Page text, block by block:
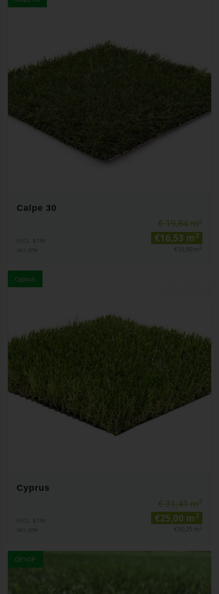
Calpe 30
€ 19,84 m2
EXCL. BTW €16,53 m2
INCL. BTW €19,99 m2
Cyprus
Cyprus
€ 31,41 m2
EXCL. BTW €25,00 m2
INCL. BTW €30,25 m2
OP=OP